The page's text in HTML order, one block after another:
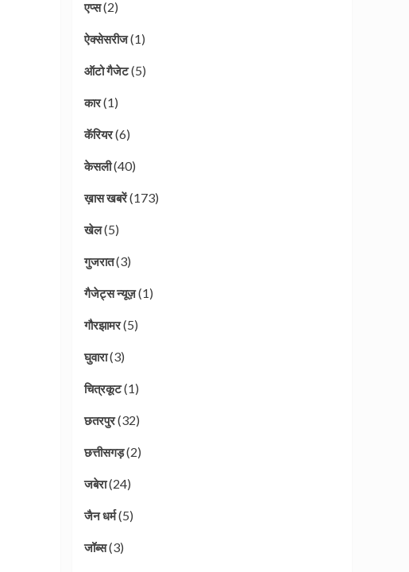
एप्स(2)
ऐक्सेसरीज(1)
ऑटो गैजेट(5)
कार(1)
कॅरियर(6)
केसली(40)
ख़ास खबरें(173)
खेल(5)
गुजरात(3)
गैजेट्स न्यूज़(1)
गौरझामर(5)
घुवारा(3)
चित्रकूट(1)
छतरपुर(32)
छत्तीसगड़(2)
जबेरा(24)
जैन धर्म(5)
जॉब्स(3)